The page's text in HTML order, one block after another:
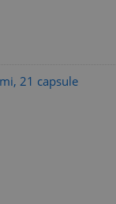
21 capsule